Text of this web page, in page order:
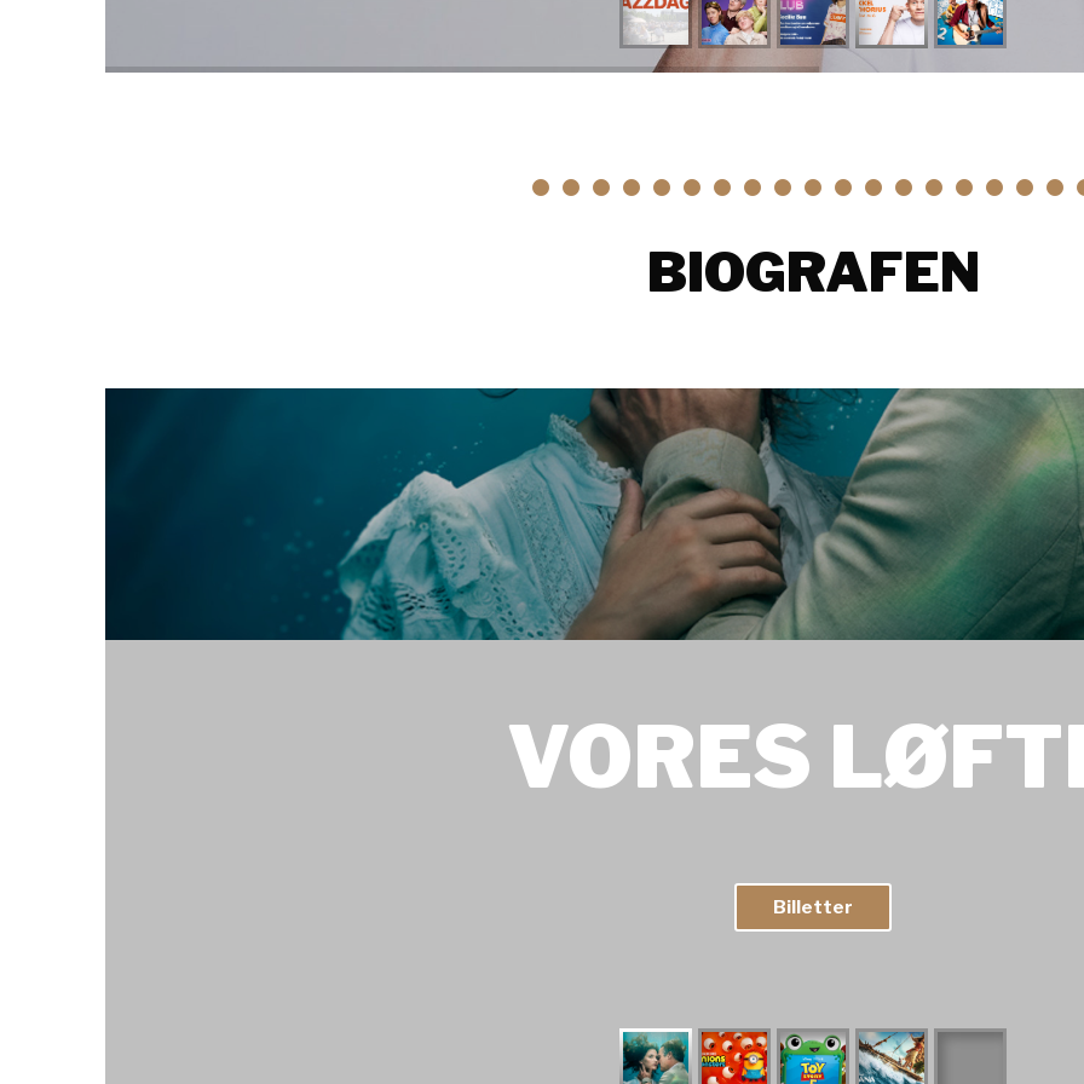
• • • • • • • • • • • • • • • • • •
BIOGRAFEN
VORES
Billetter